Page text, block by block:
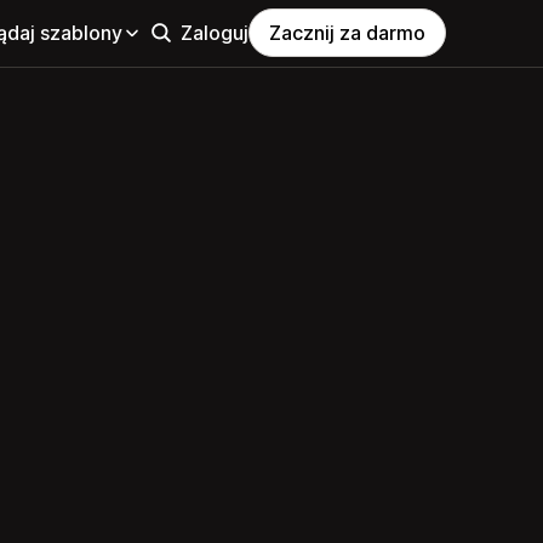
szablony Zaloguj Zacznij za darmo